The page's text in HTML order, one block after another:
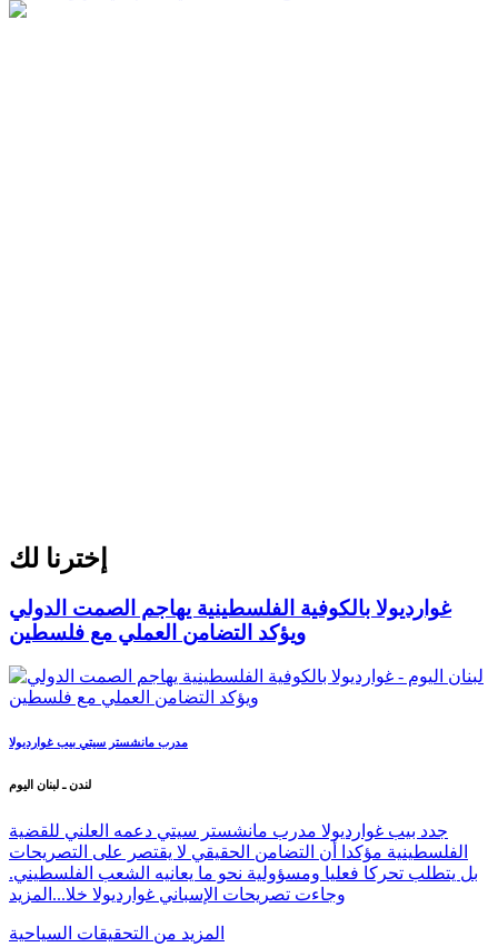
إخترنا لك
غوارديولا بالكوفية الفلسطينية يهاجم الصمت الدولي
ويؤكد التضامن العملي مع فلسطين
مدرب مانشستر سيتي بيب غوارديولا
لندن ـ لبنان اليوم
جدد بيب غوارديولا مدرب مانشستر سيتي دعمه العلني للقضية
الفلسطينية مؤكدا أن التضامن الحقيقي لا يقتصر على التصريحات
بل يتطلب تحركا فعليا ومسؤولية نحو ما يعانيه الشعب الفلسطيني.
وجاءت تصريحات الإسباني غوارديولا خلا... المزيد
المزيد من التحقيقات السياحية